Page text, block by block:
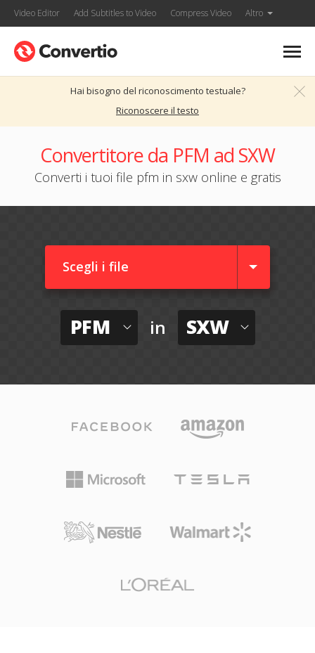
Video Editor Add Subtitles to Video Compress Video Altro
Hai bisogno del riconoscimento testuale?
Riconoscere il testo
Convertitore da PFM ad SXW
Converti i tuoi file pfm in sxw online e gratis
Scegli i file
PFM in SXW